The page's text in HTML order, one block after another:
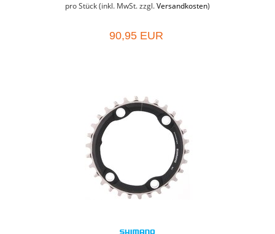
pro Stück (inkl. MwSt. zzgl. Versandkosten)
90,95 EUR